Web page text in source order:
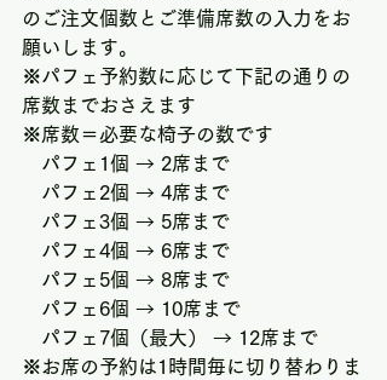
のご注文個数とご準備席数の入力をお
願いします。
※パフェ予約数に応じて下記の通りの
席数までおさえます
※席数＝必要な椅子の数です
パフェ1個 → 2席まで
パフェ2個 → 4席まで
パフェ3個 → 5席まで
パフェ4個 → 6席まで
パフェ5個 → 8席まで
パフェ6個 → 10席まで
パフェ7個（最大） → 12席まで
※お席の予約は1時間毎に切り替わりま